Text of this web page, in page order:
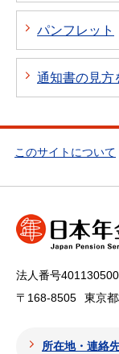
パンフレット
通知書の見方
このサイトについて
法人番号
〒168-8505
東京
所在地・連絡